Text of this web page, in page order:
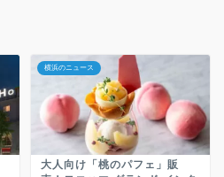
横浜のニュース
大人向け「桃のパフェ」販